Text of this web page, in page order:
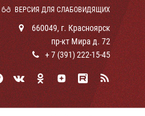
ВЕРСИЯ ДЛЯ СЛАБОВИДЯЩИХ
660049, г. Красноярск
пр-кт Мира д. 72
+ 7 (391) 222-15-45